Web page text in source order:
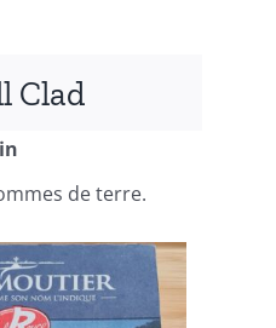
Clad
de terre.